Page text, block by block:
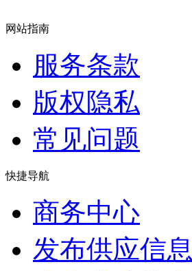
网站指南
服务条款
版权隐私
常见问题
快捷导航
商务中心
发布供应信息